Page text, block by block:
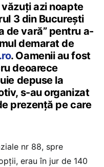
azi noapte
3 din București
de vară” pentru a-
demarat de
. Oamenii au fost
deoarece
depuse la
s-au organizat
prezenţă pe care
nr 88, spre
erau în jur de 140